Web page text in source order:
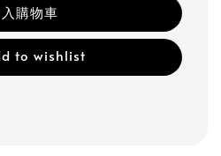
購物車
to wishlist